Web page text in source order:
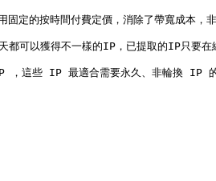
定的按時間付費定價，消除了帶寬成本，非
可以獲得不一樣的IP，已提取的IP只要在